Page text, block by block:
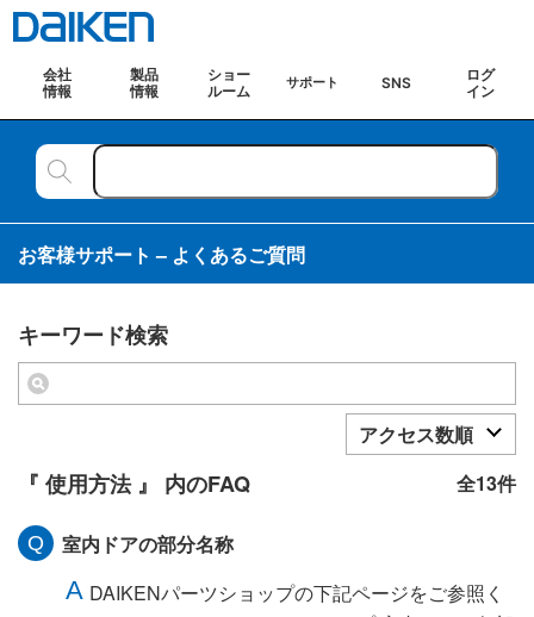
会社
情報
製品
情報
ショー
ルーム
サポート SNS
ログ
イン
お客様サポート – よくあるご質問
キーワード検索
アクセス数順
『 使用方法 』 内のFAQ 全13件
室内ドアの部分名称
DAIKENパーツショップの下記ページをご参照く